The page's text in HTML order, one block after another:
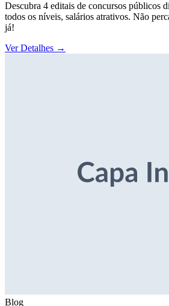
Descubra 4 editais de concursos públicos
todos os níveis, salários atrativos. Não
já!
Ver Detalhes →
Blog